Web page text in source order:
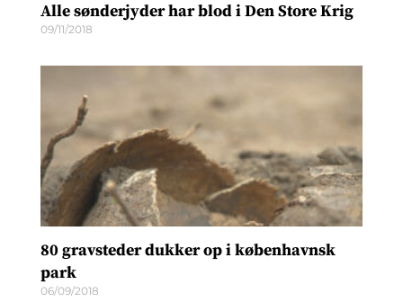
Alle sønderjyder har blod i Den Store Krig
09/11/2018
80 gravsteder dukker op i københavnsk
park
06/09/2018